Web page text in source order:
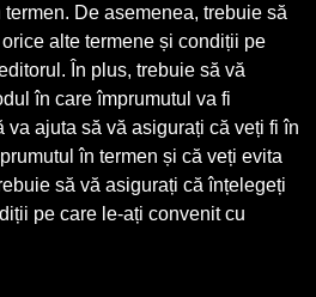
De asemenea, trebuie să
alte termene și condiții pe
În plus, trebuie să vă
în care împrumutul va fi
va ajuta să vă asigurați că veți fi în
în termen și că veți evita
să vă asigurați că înțelegeți
pe care le-ați convenit cu